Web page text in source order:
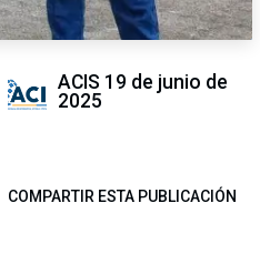
ACIS 19 de junio de
2025
COMPARTIR ESTA PUBLICACIÓN